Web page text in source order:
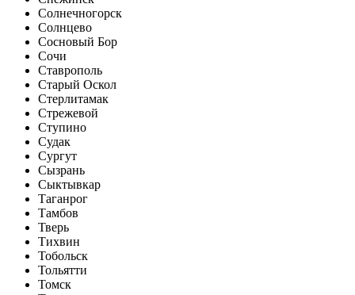
Солнечногорск
Солнцево
Сосновый Бор
Сочи
Ставрополь
Старый Оскол
Стерлитамак
Стрежевой
Ступино
Судак
Сургут
Сызрань
Сыктывкар
Таганрог
Тамбов
Тверь
Тихвин
Тобольск
Тольятти
Томск